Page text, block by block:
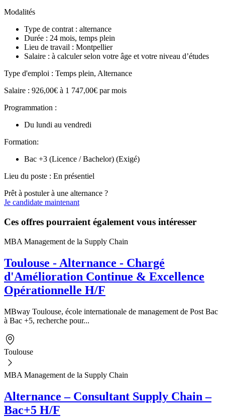
Modalités
Type de contrat : alternance
Durée : 24 mois, temps plein
Lieu de travail : Montpellier
Salaire : à calculer selon votre âge et votre niveau d’études
Type d'emploi : Temps plein, Alternance
Salaire : 926,00€ à 1 747,00€ par mois
Programmation :
Du lundi au vendredi
Formation:
Bac +3 (Licence / Bachelor) (Exigé)
Lieu du poste : En présentiel
Prêt à postuler à une alternance ?
Je candidate maintenant
Ces offres pourraient également vous intéresser
MBA Management de la Supply Chain
Toulouse - Alternance - Chargé
d'Amélioration Continue & Excellence
Opérationnelle H/F
MBway Toulouse, école internationale de management de Post Bac
à Bac +5, recherche pour...
Toulouse
MBA Management de la Supply Chain
Alternance – Consultant Supply Chain –
Bac+5 H/F